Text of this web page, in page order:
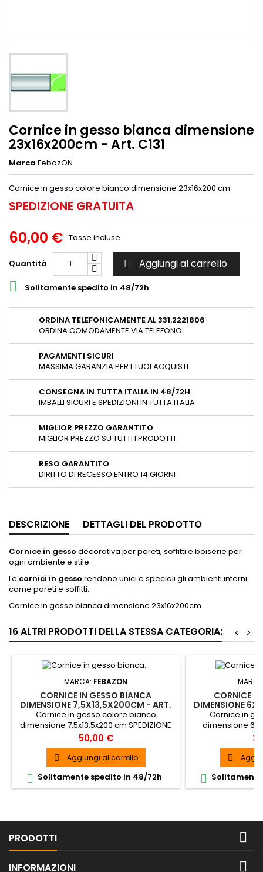
Cornice in gesso bianca dimensione
23x16x200cm - Art. C131
Marca FebazON
Cornice in gesso colore bianco dimensione 23x16x200 cm
SPEDIZIONE GRATUITA
60,00 € Tasse incluse
Quantità  Aggiungi al carrello
 Solitamente spedito in 48/72h
ORDINA TELEFONICAMENTE AL 331.2221806
ORDINA COMODAMENTE VIA TELEFONO
PAGAMENTI SICURI
MASSIMA GARANZIA PER I TUOI ACQUISTI
CONSEGNA IN TUTTA ITALIA IN 48/72H
IMBALLI SICURI E SPEDIZIONI IN TUTTA ITALIA
MIGLIOR PREZZO GARANTITO
MIGLIOR PREZZO SU TUTTI I PRODOTTI
RESO GARANTITO
DIRITTO DI RECESSO ENTRO 14 GIORNI
DESCRIZIONE DETTAGLI DEL PRODOTTO
Cornice in gesso decorativa per pareti, soffitti e boiserie per
ogni ambiente e stile.
Le cornici in gesso rendono unici e speciali gli ambienti interni
come pareti e soffitti.
Cornice in gesso bianca dimensione 23x16x200cm
16 ALTRI PRODOTTI DELLA STESSA CATEGORIA: >
<
MARCA: FEBAZON
CORNICE IN GESSO BIANCA
DIMENSIONE 7,5X13,5X200CM - ART.
C145
Cornice in gesso colore bianco
dimensione 7,5x13,5x200 cm SPEDIZIONE
GRATUITA
Prezzo
50,00 €
 Aggiungi al carrello
 Solitamente spedito in 48/72h
CORNICE
DIMENSIONE
Cornice in
dimensione


PRODOTTI 
INFORMAZIONI 